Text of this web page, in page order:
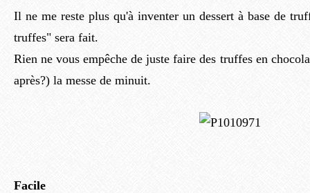
Il ne me reste plus qu'à inventer un dessert à base de
truffes" sera fait.
Rien ne vous empêche de juste faire des truffes en
après?) la messe de minuit.
Facile